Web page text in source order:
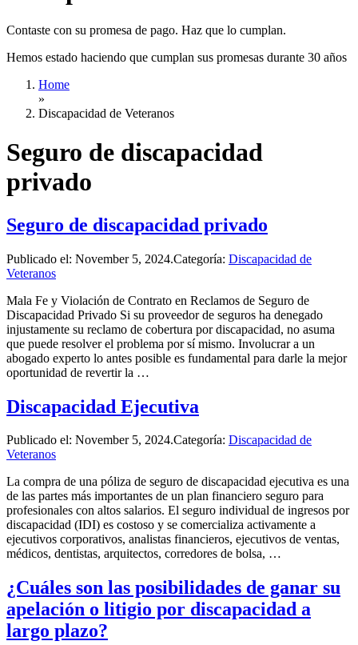
Contaste con su promesa de pago. Haz que lo cumplan.
Hemos estado haciendo que cumplan sus promesas durante 30 años
Home
»
Discapacidad de Veteranos
Seguro de discapacidad
privado
Seguro de discapacidad privado
Publicado el: November 5, 2024.Categoría: Discapacidad de
Veteranos
Mala Fe y Violación de Contrato en Reclamos de Seguro de
Discapacidad Privado Si su proveedor de seguros ha denegado
injustamente su reclamo de cobertura por discapacidad, no asuma
que puede resolver el problema por sí mismo. Involucrar a un
abogado experto lo antes posible es fundamental para darle la mejor
oportunidad de revertir la …
Discapacidad Ejecutiva
Publicado el: November 5, 2024.Categoría: Discapacidad de
Veteranos
La compra de una póliza de seguro de discapacidad ejecutiva es una
de las partes más importantes de un plan financiero seguro para
profesionales con altos salarios. El seguro individual de ingresos por
discapacidad (IDI) es costoso y se comercializa activamente a
ejecutivos corporativos, analistas financieros, ejecutivos de ventas,
médicos, dentistas, arquitectos, corredores de bolsa, …
¿Cuáles son las posibilidades de ganar su
apelación o litigio por discapacidad a
largo plazo?